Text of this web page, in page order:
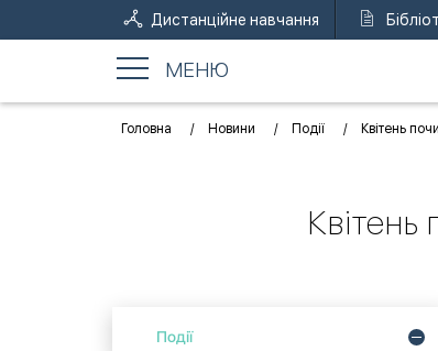
Дистанційне навчання
МЕНЮ
Головна Новини Події Квітень
Події